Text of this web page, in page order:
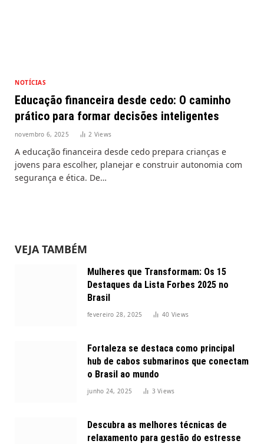
NOTÍCIAS
Educação financeira desde cedo: O caminho
prático para formar decisões inteligentes
novembro 6, 2025 2 Views
A educação financeira desde cedo prepara crianças e
jovens para escolher, planejar e construir autonomia com
segurança e ética. De…
VEJA TAMBÉM
Mulheres que Transformam: Os 15
Destaques da Lista Forbes 2025 no
Brasil
fevereiro 28, 2025 40 Views
Fortaleza se destaca como principal
hub de cabos submarinos que conectam
o Brasil ao mundo
junho 24, 2025 3Views
Descubra as melhores técnicas de
relaxamento para gestão do estresse